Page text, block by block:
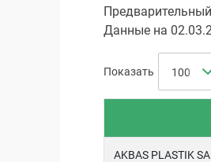
Данные на
Показать 100
AKBAS PLASTIK